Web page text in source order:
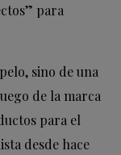
para
sino de una
de la marca
para el
desde hace